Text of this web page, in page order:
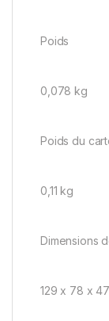
Poids
0,078 kg
Poids du
0,11 kg
Dimensions
129 x 78 x